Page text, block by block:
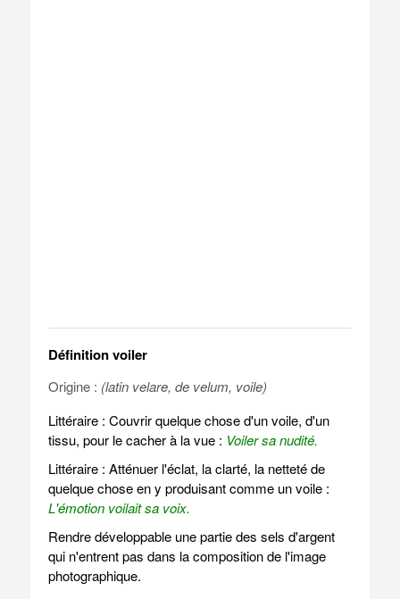
Définition voiler
Origine : (latin velare, de velum, voile)
Littéraire : Couvrir quelque chose d'un voile, d'un
tissu, pour le cacher à la vue : Voiler sa nudité.
Littéraire : Atténuer l'éclat, la clarté, la netteté de
quelque chose en y produisant comme un voile :
L'émotion voilait sa voix.
Rendre développable une partie des sels d'argent
qui n'entrent pas dans la composition de l'image
photographique.